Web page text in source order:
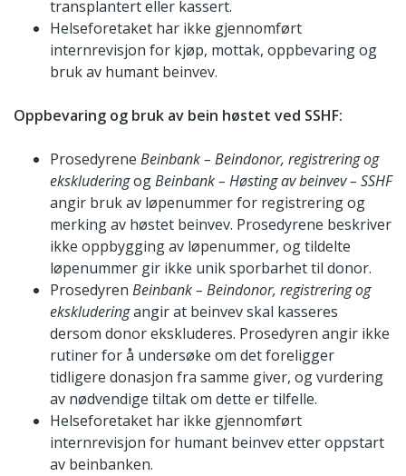
transplantert eller kassert.
Helseforetaket har ikke gjennomført
internrevisjon for kjøp, mottak, oppbevaring og
bruk av humant beinvev.
Oppbevaring og bruk av bein høstet ved SSHF:
Prosedyrene Beinbank – Beindonor, registrering og
ekskluderingogBeinbank – Høsting av beinvev – SSHF
angir bruk av løpenummer for registrering og
merking av høstet beinvev. Prosedyrene beskriver
ikke oppbygging av løpenummer, og tildelte
løpenummer gir ikke unik sporbarhet til donor.
Prosedyren Beinbank – Beindonor, registrering og
ekskluderingangir at beinvev skal kasseres
dersom donor ekskluderes. Prosedyren angir ikke
rutiner for å undersøke om det foreligger
tidligere donasjon fra samme giver, og vurdering
av nødvendige tiltak om dette er tilfelle.
Helseforetaket har ikke gjennomført
internrevisjon for humant beinvev etter oppstart
av beinbanken.